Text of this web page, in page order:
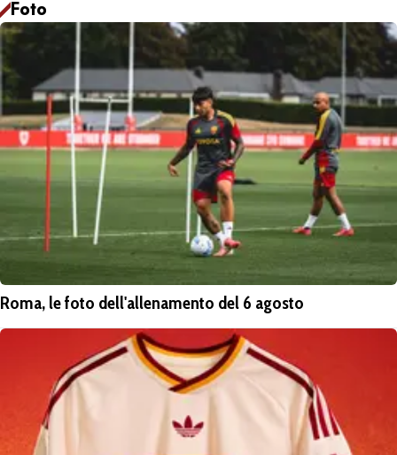
Foto
Roma, le foto dell'allenamento del 6 agosto